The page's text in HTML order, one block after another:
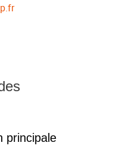
principale